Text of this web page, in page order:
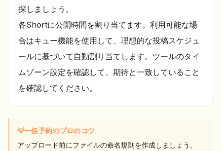
探しましょう。
各Shortに公開時間を割り当てます。利用可能な場
合はキュー機能を使用して、理想的な投稿スケジュ
ールに基づいて自動割り当てします。ツールのタイ
ムゾーン設定を確認して、期待と一致していること
を確認してください。
💡一括予約のプロのコツ
アップロード前にファイルの命名規則を作成しましょう。